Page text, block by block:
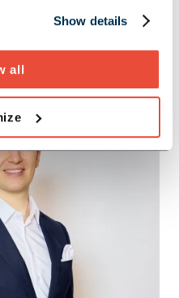
Show details
all
FÜR M&A-